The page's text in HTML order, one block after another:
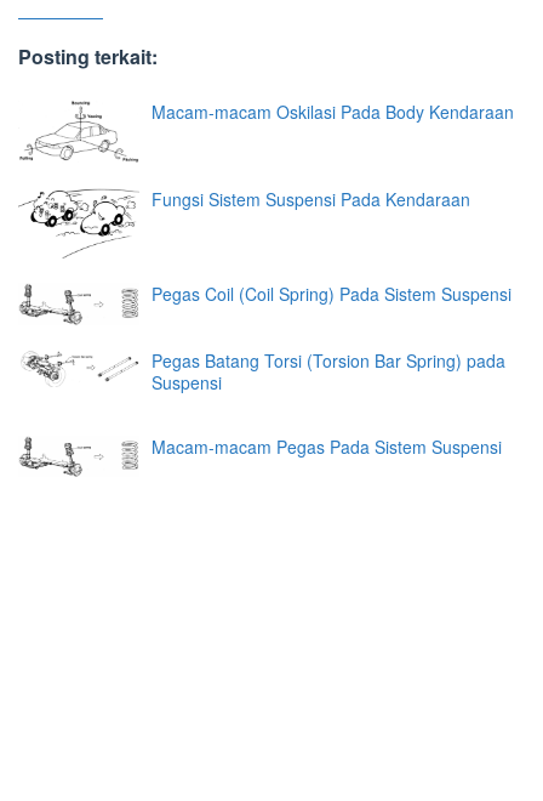
Posting terkait:
Macam-macam Oskilasi Pada Body Kendaraan
Fungsi Sistem Suspensi Pada Kendaraan
Pegas Coil (Coil Spring) Pada Sistem Suspensi
Pegas Batang Torsi (Torsion Bar Spring) pada
Suspensi
Macam-macam Pegas Pada Sistem Suspensi